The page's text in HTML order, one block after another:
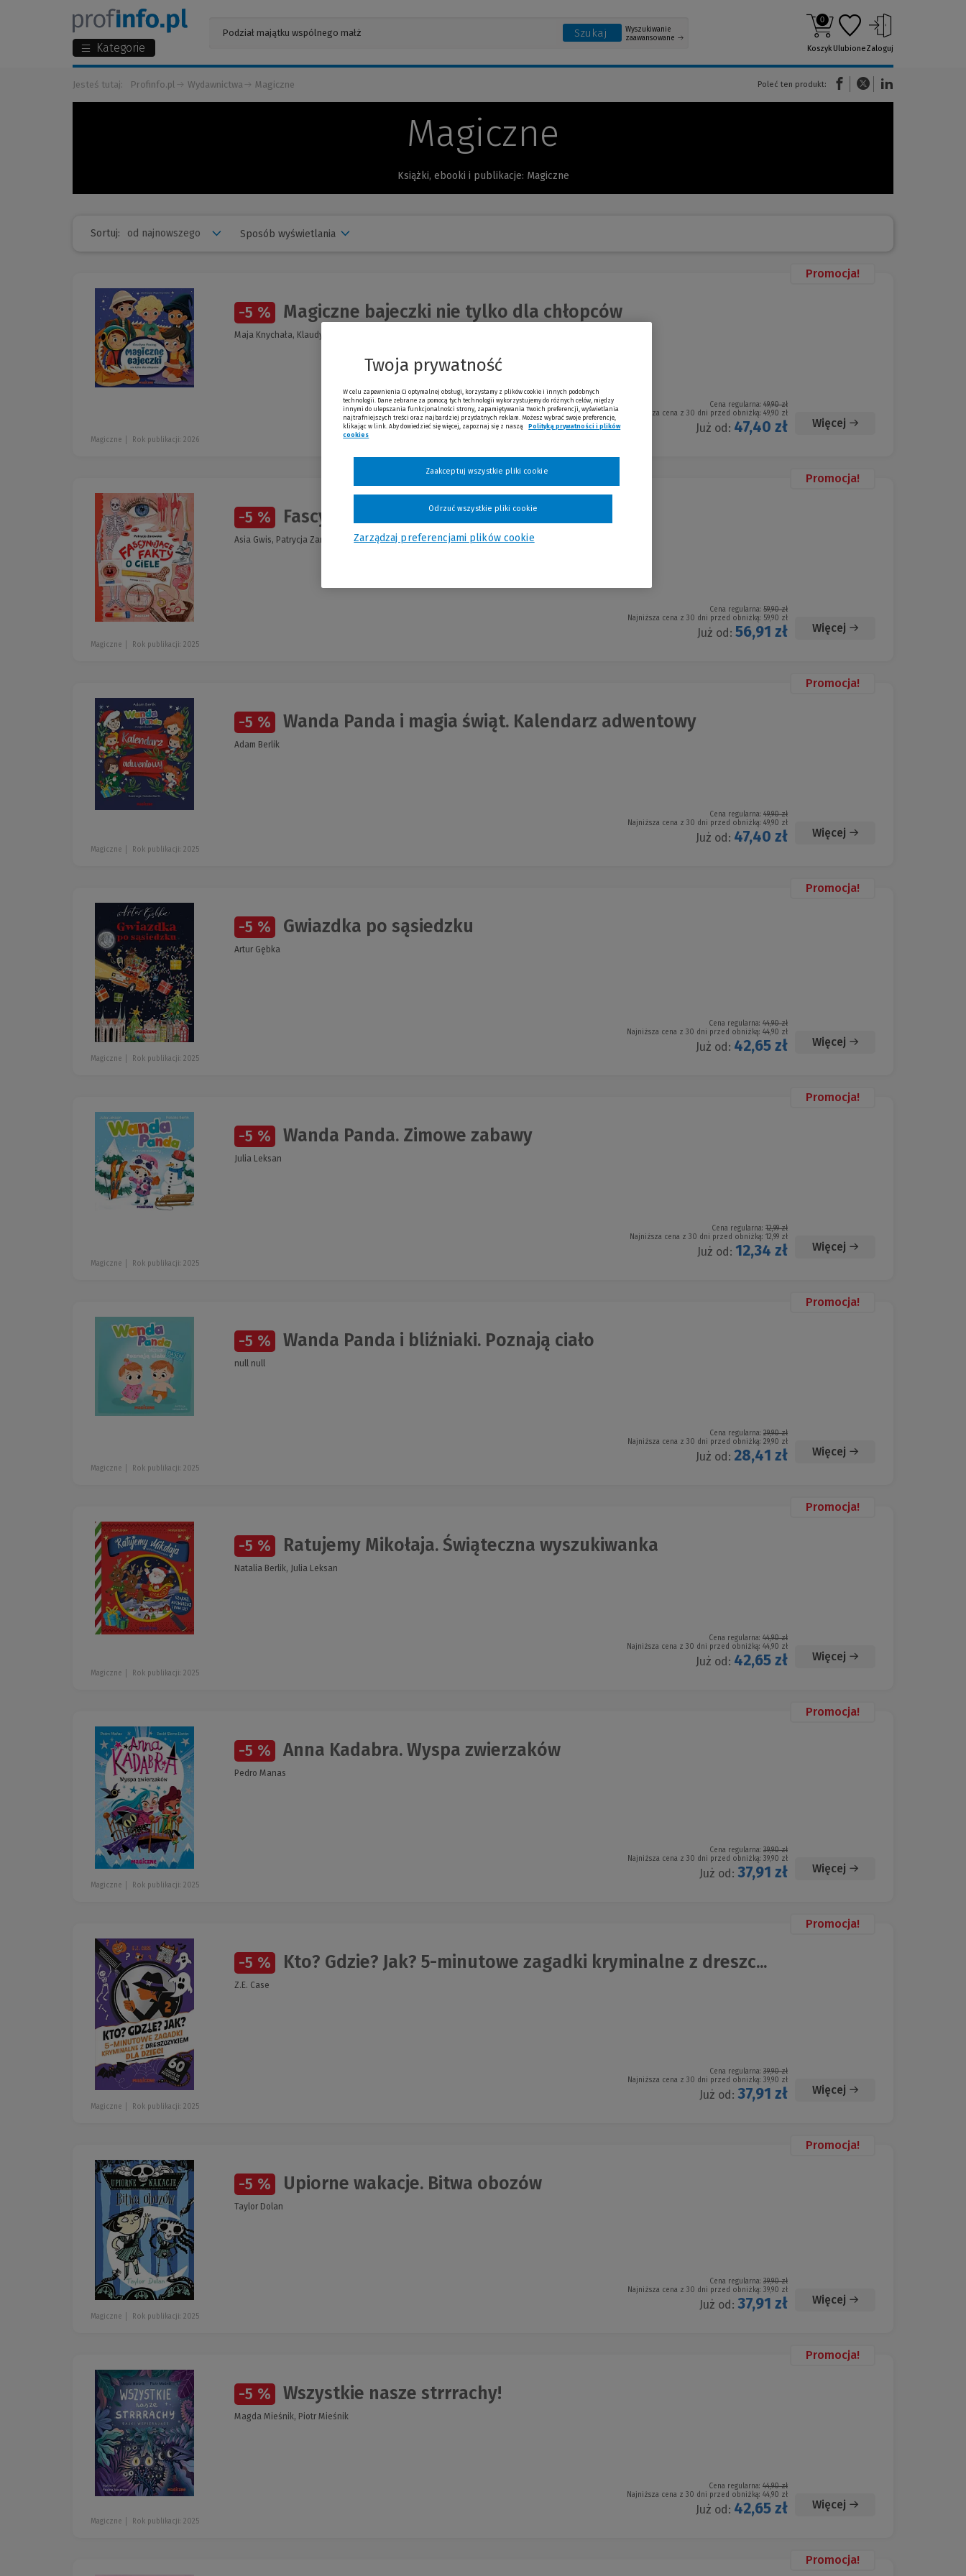
Kategorie
Szukaj
Wyszukiwanie
zaawansowane
0
KoszykUlubioneZaloguj
Jesteś tutaj: Profinfo.pl Wydawnictwa Magiczne Poleć ten produkt:
(Nowe okno)(Link do innej strony)
Magiczne
Książki, ebooki i publikacje: Magiczne
Sortuj: Sposób wyświetlania
Promocja!
-5 % Magiczne bajeczki nie tylko dla chłopców
Maja Knychała, Klaudyna Maciąg
Cena regularna: 49,90 zł
Najniższa cena z 30 dni przed obniżką: 49,90 zł
Już od: 47,40 zł Więcej
Magiczne Rok publikacji: 2026
Promocja!
-5 % Fascynujące fakty o ciele
Asia Gwis, Patrycja Zarawska
Cena regularna: 59,90 zł
Najniższa cena z 30 dni przed obniżką: 59,90 zł
Już od: 56,91 zł Więcej
Magiczne Rok publikacji: 2025
Promocja!
-5 % Wanda Panda i magia świąt. Kalendarz adwentowy
Adam Berlik
Cena regularna: 49,90 zł
Najniższa cena z 30 dni przed obniżką: 49,90 zł
Już od: 47,40 zł Więcej
Magiczne Rok publikacji: 2025
Promocja!
-5 % Gwiazdka po sąsiedzku
Artur Gębka
Cena regularna: 44,90 zł
Najniższa cena z 30 dni przed obniżką: 44,90 zł
Już od: 42,65 zł Więcej
Magiczne Rok publikacji: 2025
Promocja!
-5 % Wanda Panda. Zimowe zabawy
Julia Leksan
Cena regularna: 12,99 zł
Najniższa cena z 30 dni przed obniżką: 12,99 zł
Już od: 12,34 zł Więcej
Magiczne Rok publikacji: 2025
Promocja!
-5 % Wanda Panda i bliźniaki. Poznają ciało
null null
Cena regularna: 29,90 zł
Najniższa cena z 30 dni przed obniżką: 29,90 zł
Już od: 28,41 zł Więcej
Magiczne Rok publikacji: 2025
Promocja!
-5 % Ratujemy Mikołaja. Świąteczna wyszukiwanka
Natalia Berlik, Julia Leksan
Cena regularna: 44,90 zł
Najniższa cena z 30 dni przed obniżką: 44,90 zł
Już od: 42,65 zł Więcej
Magiczne Rok publikacji: 2025
Promocja!
-5 % Anna Kadabra. Wyspa zwierzaków
Pedro Manas
Cena regularna: 39,90 zł
Najniższa cena z 30 dni przed obniżką: 39,90 zł
Już od: 37,91 zł Więcej
Magiczne Rok publikacji: 2025
Promocja!
-5 % Kto? Gdzie? Jak? 5-minutowe zagadki kryminalne z dreszc...
Z.E. Case
Cena regularna: 39,90 zł
Najniższa cena z 30 dni przed obniżką: 39,90 zł
Już od: 37,91 zł Więcej
Magiczne Rok publikacji: 2025
Promocja!
-5 % Upiorne wakacje. Bitwa obozów
Taylor Dolan
Cena regularna: 39,90 zł
Najniższa cena z 30 dni przed obniżką: 39,90 zł
Już od: 37,91 zł Więcej
Magiczne Rok publikacji: 2025
Promocja!
-5 % Wszystkie nasze strrrachy!
Magda Mieśnik, Piotr Mieśnik
Cena regularna: 44,90 zł
Najniższa cena z 30 dni przed obniżką: 44,90 zł
Już od: 42,65 zł Więcej
Magiczne Rok publikacji: 2025
Promocja!
Twoja prywatność
W celu zapewnienia Ci optymalnej obsługi, korzystamy z plików cookie i innych podobnych
technologii. Dane zebrane za pomocą tych technologii wykorzystujemy do różnych celów, między
innymi do ulepszania funkcjonalności strony, zapamiętywania Twoich preferencji, wyświetlania
najtrafniejszych treści oraz najbardziej przydatnych reklam. Możesz wybrać swoje preferencje,
klikając w link. Aby dowiedzieć się więcej, zapoznaj się z naszą
Polityką prywatności i plików
cookies
Zarządzaj preferencjami plików cookie
Odrzuć wszystkie pliki cookie
Zaakceptuj wszystkie pliki cookie